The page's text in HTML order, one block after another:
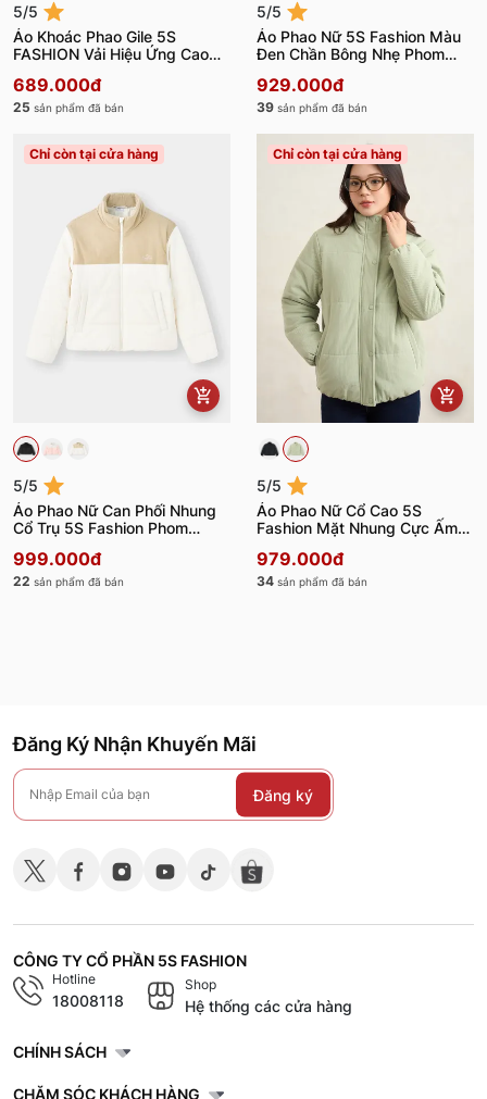
5/5
Áo Khoác Phao Gile 5S
FASHION Vải Hiệu Ứng Cao
689.000đ
25 sản phẩm đã bán
5/5
Áo Phao Nữ 5S Fashion Màu
Đen Chần Bông Nhẹ Phom
929.000đ
39 sản phẩm đã bán
Chỉ còn tại cửa hàng
5/5
Áo Phao Nữ Can Phối Nhung
Cổ Trụ 5S Fashion Phom
999.000đ
22 sản phẩm đã bán
Chỉ còn tại cửa hàng
5/5
Áo Phao Nữ Cổ Cao 5S
Fashion Mặt Nhung Cực Ấm
979.000đ
34 sản phẩm đã bán
Đăng Ký Nhận Khuyến Mãi
Đăng ký
CÔNG TY CỔ PHẦN 5S FASHION
Hotline
18008118
Shop
Hệ thống các cửa hàng
CHÍNH SÁCH
CHĂM SÓC KHÁCH HÀNG